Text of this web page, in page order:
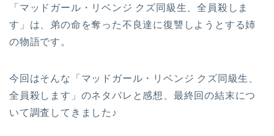
「マッドガール・リベンジ クズ同級生、全員殺しま
す」は、弟の命を奪った不良達に復讐しようとする姉
の物語です。
今回はそんな「マッドガール・リベンジ クズ同級生、
全員殺します」のネタバレと感想、最終回の結末につ
いて調査してきました♪